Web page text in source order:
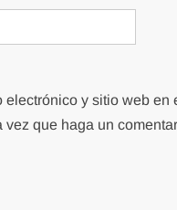
electrónico y sitio web en
que haga un